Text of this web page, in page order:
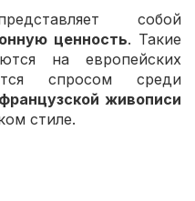
собой
ценность. Такие
на европейских
спросом среди
живописи
стиле.